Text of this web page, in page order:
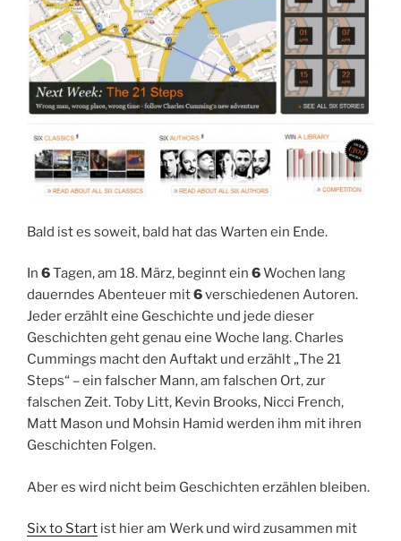
Bald ist es soweit, bald hat das Warten ein Ende.
In 6Tagen, am 18. März, beginnt ein 6Wochen lang
dauerndes Abenteuer mit6verschiedenen Autoren.
Jeder erzählt eine Geschichte und jede dieser
Geschichten geht genau eine Woche lang. Charles
Cummings macht den Auftakt und erzählt „The 21
Steps“ – ein falscher Mann, am falschen Ort, zur
falschen Zeit. Toby Litt, Kevin Brooks, Nicci French,
Matt Mason und Mohsin Hamid werden ihm mit ihren
Geschichten Folgen.
Aber es wird nicht beim Geschichten erzählen bleiben.
Six to Start ist hier am Werk und wird zusammen mit